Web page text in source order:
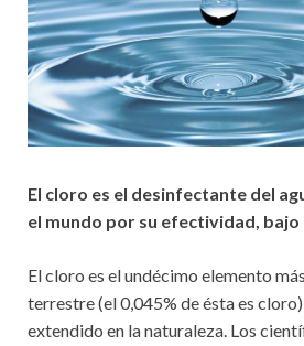
El cloro es el desinfectante del
el mundo por su efectividad,
El cloro es el undécimo elemento
terrestre (el 0,045% de ésta es
extendido en la naturaleza. Los